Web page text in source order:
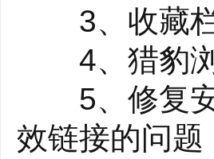
3、收藏栏“
4、猎豹浏
5、修复安
效链接的问题